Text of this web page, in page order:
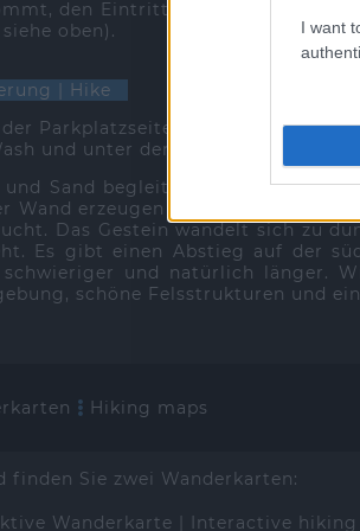
I want
den Eintritt zu bezahlen (15
oben).
| Hike
Parkplatzseite in die Wash. Dort
und unter der Straße durch einen
und Sand begleiten Sie in die
Wand erzeugen eine Käse- oder
Das Gestein wandelt sich zu
Es gibt einen Abstieg auf der
schwieriger und natürlich länger.
schöne Felsstrukturen und
Hiking maps
finden Sie zwei Wanderkarten:
Wanderkarte | Interactive